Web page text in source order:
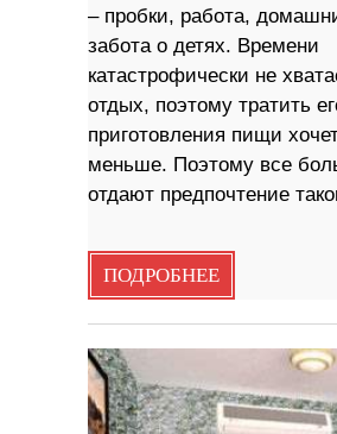
– пробки, работа,
забота о детях. Времени
катастрофически не
отдых, поэтому тратить
приготовления пищи
меньше. Поэтому все
отдают предпочтение
ПОДРОБНЕЕ